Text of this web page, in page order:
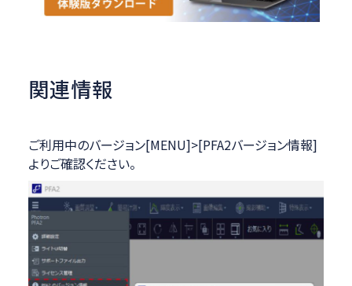
関連情報
ご利用中のバージョン[MENU]>[PFA2バージョン情報]
よりご確認ください。